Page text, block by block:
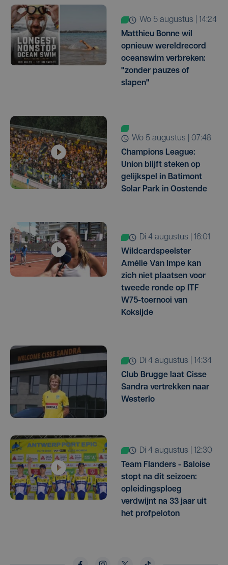
wo 5 augustus | 14:24
Matthieu Bonne wil
opnieuw wereldrecord
oceanswim verbreken:
"zonder pauzes of
slapen"
wo 5 augustus | 07:48
Champions League:
Union blijft steken op
gelijkspel in Batimont
Solar Park in Oostende
di 4 augustus | 16:01
Wildcardspeelster
Amélie Van Impe kan
zich niet plaatsen voor
tweede ronde op ITF
W75-toernooi van
Koksijde
di 4 augustus | 14:34
Club Brugge laat Cisse
Sandra vertrekken naar
Westerlo
di 4 augustus | 12:30
Team Flanders - Baloise
stopt na dit seizoen:
opleidingsploeg
verdwijnt na 33 jaar uit
het profpeloton